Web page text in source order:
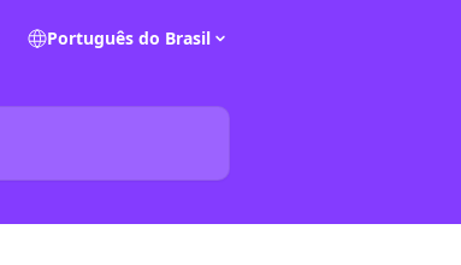
Português do Brasil